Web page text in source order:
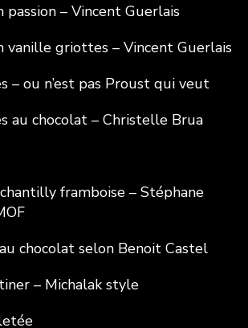
passion – Vincent Guerlais
vanille griottes – Vincent Guerlais
– ou n’est pas Proust qui veut
au chocolat – Christelle Brua
framboise – Stéphane
chocolat selon Benoit Castel
– Michalak style